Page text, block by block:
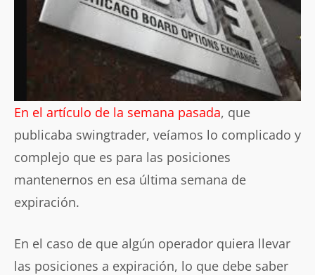
En el artículo de la semana pasada, que
publicaba swingtrader, veíamos lo complicado y
complejo que es para las posiciones
mantenernos en esa última semana de
expiración.
En el caso de que algún operador quiera llevar
las posiciones a expiración, lo que debe saber